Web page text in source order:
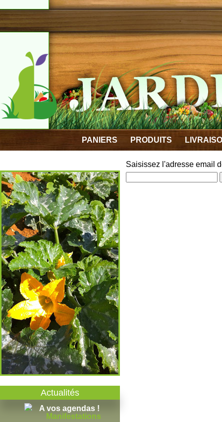
PANIERS PRODUITS
Actualités
A vos agendas !
Manifestations
Saisissez l'adresse email